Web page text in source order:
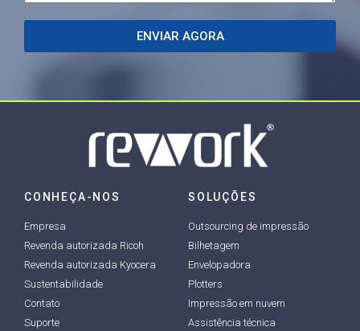
ENVIAR AGORA
CONHEÇA-NOS
Empresa
Revenda autorizada Ricoh
Revenda autorizada Kyocera
Sustentabilidade
Contato
Suporte
SOLUÇÕES
Outsourcing de impressão
Bilhetagem
Envelopadora
Plotters
Impressão em nuvem
Assistência técnica